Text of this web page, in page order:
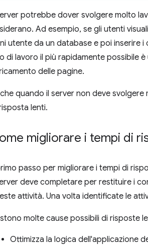
potrebbe dover svolgere molto
Ad esempio, se gli utenti
utente da un database e poi inserire
di lavoro il più rapidamente possibile
delle pagine.
quando il server non deve
lenti.
migliorare i tempi di
passo per migliorare i tempi di
deve completare per restituire i
attività. Una volta identificate le
molte cause possibili di risposte
Ottimizza la logica dell'applicazione